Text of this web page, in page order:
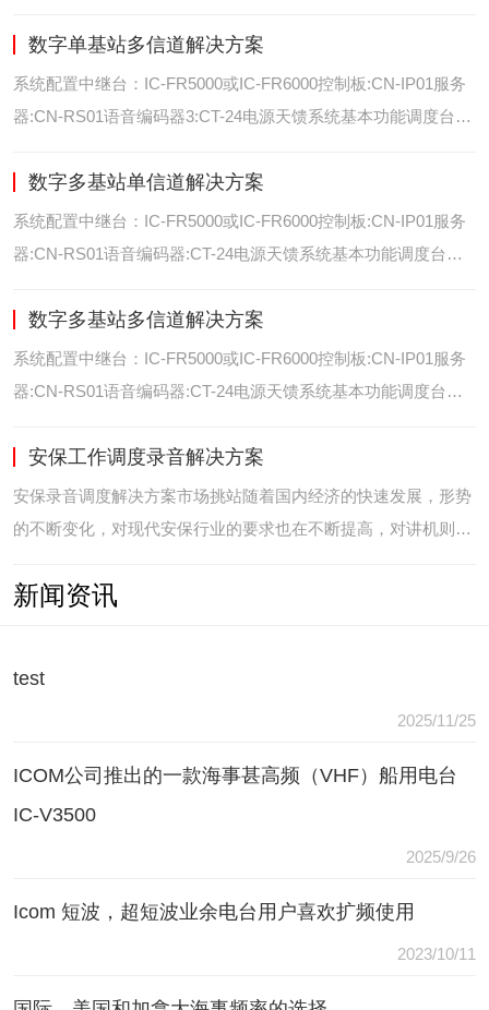
位/室内定位艾可慕数字电台具备GPS数据上传功能。而GPS定
位功能是艾可慕数字系统的标
数字单基站多信道解决方案
系统配置中继台：IC-FR5000或IC-FR6000控制板:CN-IP01服务
器:CN-RS01语音编码器3:CT-24电源天馈系统基本功能调度台录
室内定位艾可慕数字电台具备GPS数据上传功能。而GPS定位功
能是艾可慕数字系统的
数字多基站单信道解决方案
系统配置中继台：IC-FR5000或IC-FR6000控制板:CN-IP01服务
器:CN-RS01语音编码器:CT-24电源天馈系统基本功能调度台录
通过IP网络互联，通过成熟可靠的网络技术，艾可慕数字通讯将
延伸到世界的每一个角落。
数字多基站多信道解决方案
系统配置中继台：IC-FR5000或IC-FR6000控制板:CN-IP01服务
器:CN-RS01语音编码器:CT-24电源天馈系统基本功能调度台录
之间通过IP网络互联，通过成熟可靠的网络技术，艾可慕数字通
讯将延伸到世界的每一个角
安保工作调度录音解决方案
安保录音调度解决方案市场挑站随着国内经济的快速发展，形势
的不断变化，对现代安保行业的要求也在不断提高，对讲机则是
讯需要，常常会出现以下问题：（1）无可靠的报等多种保障手
新闻资讯
test
2025/11/25
ICOM公司推出的一款海事甚高频（VHF）船用电台
IC-V3500
2025/9/26
Icom 短波，超短波业余电台用户喜欢扩频使用
2023/10/11